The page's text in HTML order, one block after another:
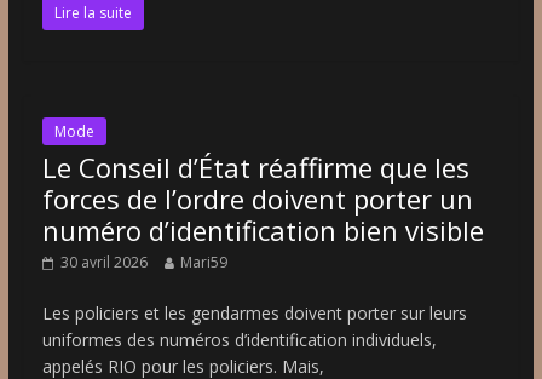
Lire la suite
Mode
Le Conseil d’État réaffirme que les
forces de l’ordre doivent porter un
numéro d’identification bien visible
30 avril 2026 Mari59
Les policiers et les gendarmes doivent porter sur leurs
uniformes des numéros d’identification individuels,
appelés RIO pour les policiers. Mais,